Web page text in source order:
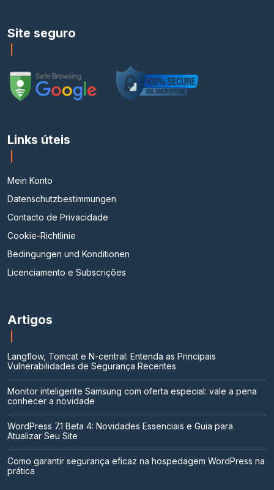
Site seguro
Links úteis
Mein Konto
Datenschutzbestimmungen
Contacto de Privacidade
Cookie-Richtlinie
Bedingungen und Konditionen
Licenciamento e Subscrições
Artigos
Langflow, Tomcat e N-central: Entenda as Principais
Vulnerabilidades de Segurança Recentes
Monitor inteligente Samsung com oferta especial: vale a pena
conhecer a novidade
WordPress 7.1 Beta 4: Novidades Essenciais e Guia para
Atualizar Seu Site
Como garantir segurança eficaz na hospedagem WordPress na
prática